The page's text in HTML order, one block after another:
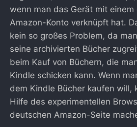
wenn man das Gerät mit einem
Amazon-Konto verknüpft hat.
kein so großes Problem, da
seine archivierten Bücher
beim Kauf von Büchern, die
Kindle schicken kann. Wenn
dem Kindle Bücher kaufen will,
Hilfe des experimentellen
deutschen Amazon-Seite